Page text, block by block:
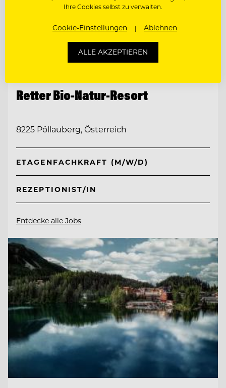
Retter Bio-Natur-Resort
8225 Pöllauberg, Österreich
ETAGENFACHKRAFT (M/W/D)
REZEPTIONIST/IN
Entdecke alle Jobs
Ihre Cookies selbst zu verwalten.
Cookie-Einstellungen Ablehnen
ALLE AKZEPTIEREN